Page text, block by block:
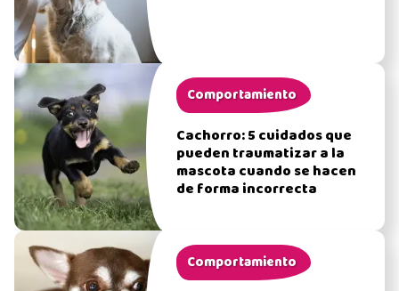
Comportamiento
Cachorro: 5 cuidados que
pueden traumatizar a la
mascota cuando se hacen
de forma incorrecta
Comportamiento